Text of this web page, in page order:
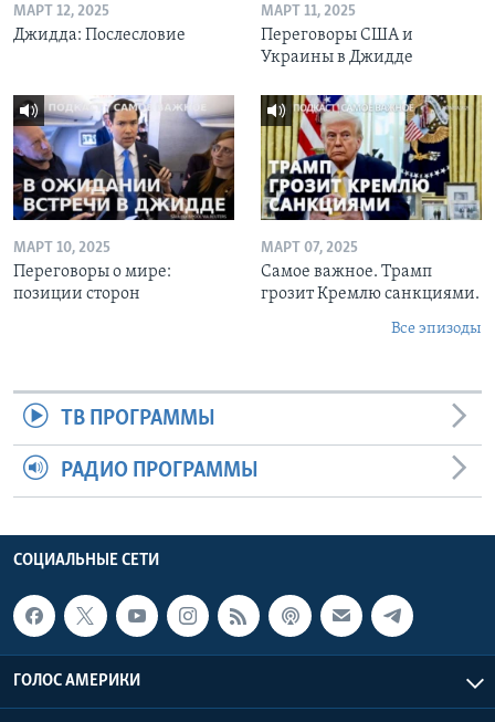
МАРТ 12, 2025
Джидда: Послесловие
МАРТ 11, 2025
Переговоры США и
Украины в Джидде
МАРТ 10, 2025
Переговоры о мире:
позиции сторон
МАРТ 07, 2025
Самое важное. Трамп
грозит Кремлю санкциями.
Все эпизоды
ТВ ПРОГРАММЫ
РАДИО ПРОГРАММЫ
СОЦИАЛЬНЫЕ СЕТИ
ГОЛОС АМЕРИКИ